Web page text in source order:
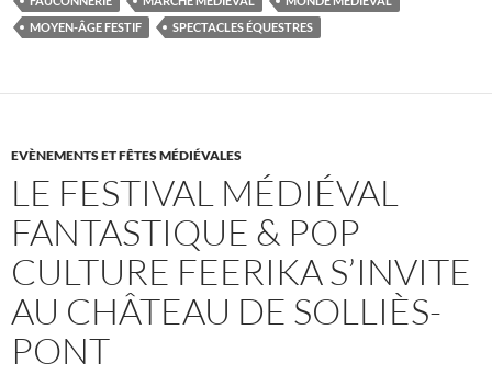
MOYEN-ÂGE FESTIF
SPECTACLES ÉQUESTRES
EVÈNEMENTS ET FÊTES MÉDIÉVALES
LE FESTIVAL MÉDIÉVAL
FANTASTIQUE & POP
CULTURE FEERIKA S’INVITE
AU CHÂTEAU DE SOLLIÈS-
PONT